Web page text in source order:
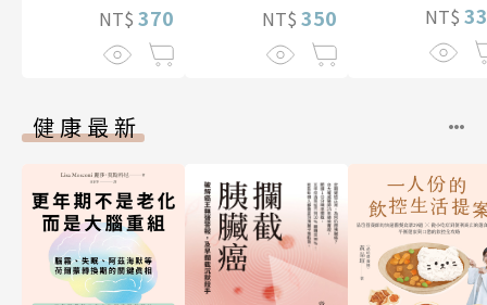
NT$ 370 NT$ 350 NT$
健康最新